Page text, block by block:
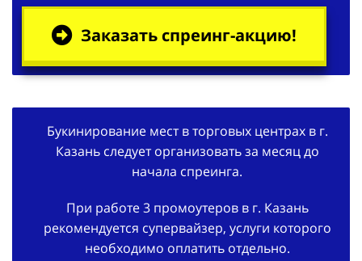
Заказать спреинг-акцию!
Букинирование мест в торговых центрах в г.
Казань следует организовать за месяц до
начала спреинга.
При работе 3 промоутеров в г. Казань
рекомендуется супервайзер, услуги которого
необходимо оплатить отдельно.